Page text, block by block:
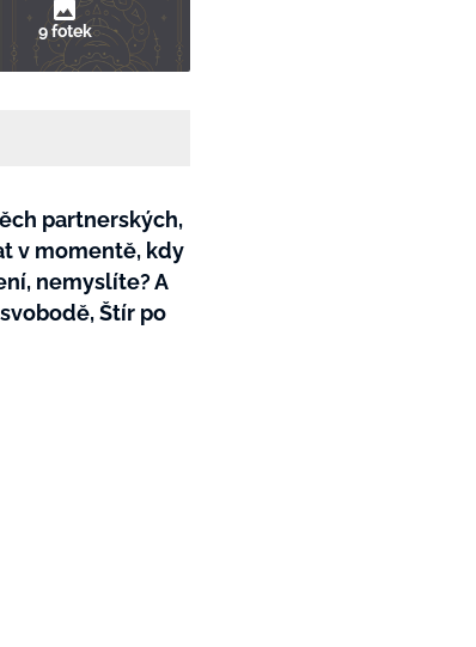
9 fotek
partnerských,
v momentě, kdy
nemyslíte? A
Štír po